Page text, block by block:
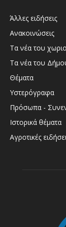
Άλλες ειδήσεις
Ανακοινώσεις
Τα νέα του
Τα νέα του
Θέματα
Υστερόγραφα
Πρόσωπα -
Ιστορικά θέματα
Αγροτικές